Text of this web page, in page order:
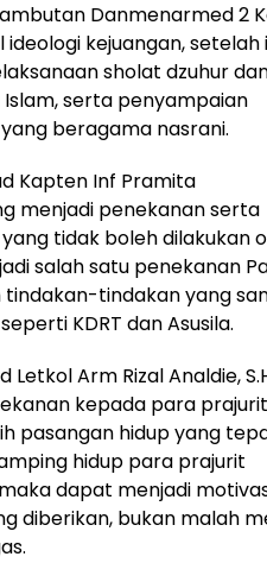
Danmenarmed 2
kejuangan, setelah
sholat dzuhur
serta penyampaian
beragama nasrani.
Kapten Inf Pramita
menjadi penekanan serta
tidak boleh dilakukan
salah satu penekanan
tindakan-tindakan yang
KDRT dan Asusila.
Arm Rizal Analdie,
kepada para
pasangan hidup yang
hidup para prajurit
dapat menjadi
diberikan, bukan malah